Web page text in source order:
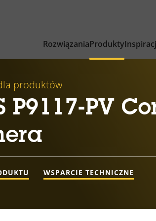
RozwiązaniaProdukty
produktów
P9117-PV
WSPARCIE TECHNICZNE